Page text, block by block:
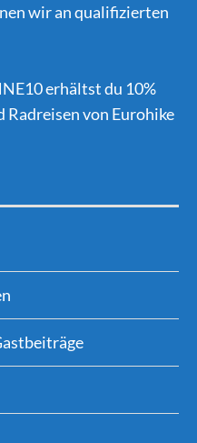
wir an qualifizierten
erhältst du 10%
Radreisen von Eurohike